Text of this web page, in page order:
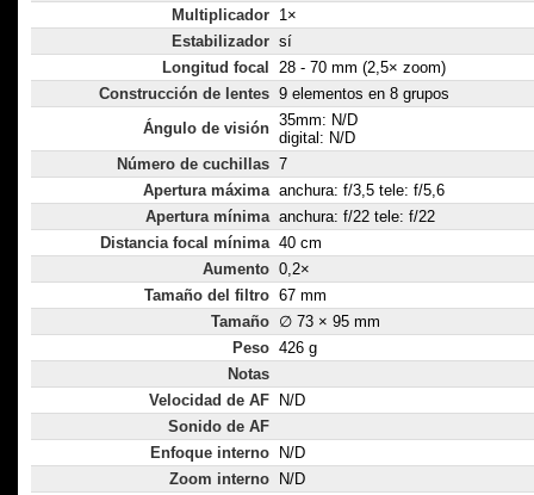
Multiplicador 1×
Estabilizador sí
Longitud focal
28 - 70 mm (2,5× zoom)
Construcción de lentes 9 elementos en 8 grupos
Ángulo de visión 35mm: N/D
digital: N/D
Número de cuchillas 7
Apertura máxima anchura: f/3,5 tele: f/5,6
Apertura mínima anchura: f/22 tele: f/22
Distancia focal mínima 40 cm
Aumento 0,2×
Tamaño del filtro 67 mm
Tamaño ∅ 73 × 95 mm
Peso 426 g
Notas
Velocidad de AF
N/D
Sonido de AF
Enfoque interno
N/D
Zoom interno
N/D